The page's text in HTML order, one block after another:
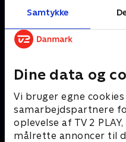
Samtykke
Dine data og
Vi bruger egne
samarbejdspartnere
oplevelse af TV 2
målrette annoncer til
Andre så også